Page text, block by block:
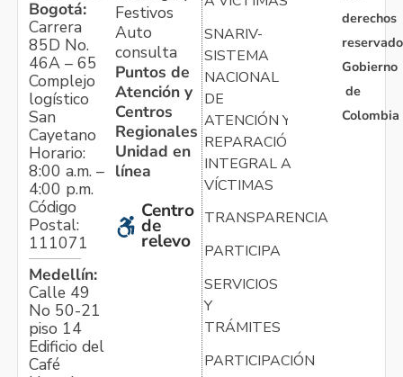
Bogotá:
Carrera
85D No.
46A – 65
Complejo
logístico
San
Cayetano
Horario:
8:00 a.m. –
4:00 p.m.
Código
Postal:
111071
Medellín:
Calle 49
No 50-21
piso 14
Edificio del
Café
Festivos
Auto
consulta
Puntos de
Atención y
Centros
Regionales
Unidad en
línea
Centro
de
relevo
SNARIV-
SISTEMA
NACIONAL
DE
ATENCIÓN Y
REPARACIÓN
INTEGRAL A
VÍCTIMAS
TRANSPARENCIA
PARTICIPA
SERVICIOS
Y
TRÁMITES
PARTICIPACIÓN
derechos
Gobierno
de
Colombia